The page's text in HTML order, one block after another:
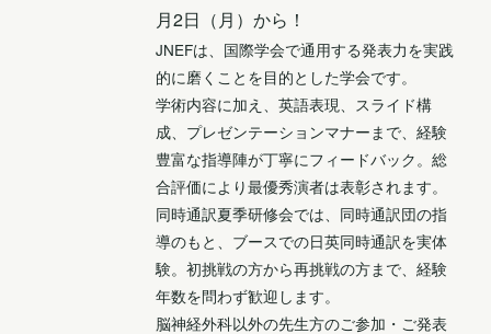
月2日（月）から！
JNEFは、国際学会で通用する発表力を実践
的に磨くことを目的とした学会です。
学術内容に加え、英語表現、スライド構
成、プレゼンテーションマナーまで、経験
豊富な指導陣が丁寧にフィードバック。総
合評価により最優秀演者は表彰されます。
同時通訳夏季研修会では、同時通訳団の指
導のもと、ブースでの日英同時通訳を実体
験。初挑戦の方から再挑戦の方まで、経験
年数を問わず歓迎します。
脳神経外科以外の先生方のご参加・ご発表